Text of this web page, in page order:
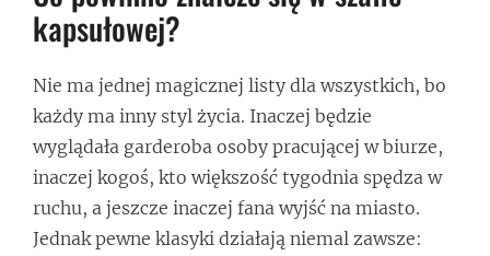
kapsułowej?
Nie ma jednej magicznej listy dla wszystkich, bo
każdy ma inny styl życia. Inaczej będzie
wyglądała garderoba osoby pracującej w biurze,
inaczej kogoś, kto większość tygodnia spędza w
ruchu, a jeszcze inaczej fana wyjść na miasto.
Jednak pewne klasyki działają niemal zawsze: